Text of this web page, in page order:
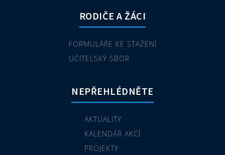
RODIČE A ŽÁCI
FORMULÁŘE KE STAŽENÍ
UČITELSKÝ SBOR
NEPŘEHLÉDNĚTE
AKTUALITY
KALENDÁŘ AKCÍ
PROJEKTY